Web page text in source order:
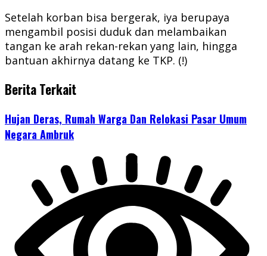
Setelah korban bisa bergerak, iya berupaya
mengambil posisi duduk dan melambaikan
tangan ke arah rekan-rekan yang lain, hingga
bantuan akhirnya datang ke TKP. (!)
Berita Terkait
Hujan Deras, Rumah Warga Dan Relokasi Pasar Umum
Negara Ambruk